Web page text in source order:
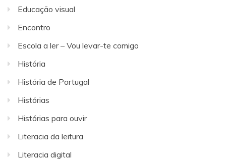
Educação visual
Encontro
Escola a ler – Vou levar-te comigo
História
História de Portugal
Histórias
Histórias para ouvir
Literacia da leitura
Literacia digital